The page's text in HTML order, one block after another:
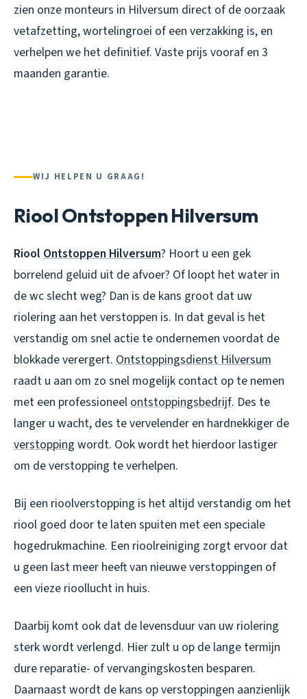
zien onze monteurs in Hilversum direct of de oorzaak
vetafzetting, wortelingroei of een verzakking is, en
verhelpen we het definitief. Vaste prijs vooraf en 3
maanden garantie.
WIJ HELPEN U GRAAG!
Riool Ontstoppen Hilversum
Riool Ontstoppen Hilversum? Hoort u een gek
borrelend geluid uit de afvoer? Of loopt het water in
de wc slecht weg? Dan is de kans groot dat uw
riolering aan het verstoppen is. In dat geval is het
verstandig om snel actie te ondernemen voordat de
blokkade verergert. Ontstoppingsdienst Hilversum
raadt u aan om zo snel mogelijk contact op te nemen
met een professioneel ontstoppingsbedrijf. Des te
langer u wacht, des te vervelender en hardnekkiger de
verstopping wordt. Ook wordt het hierdoor lastiger
om de verstopping te verhelpen.
Bij een rioolverstopping is het altijd verstandig om het
riool goed door te laten spuiten met een speciale
hogedrukmachine. Een rioolreiniging zorgt ervoor dat
u geen last meer heeft van nieuwe verstoppingen of
een vieze rioollucht in huis.
Daarbij komt ook dat de levensduur van uw riolering
sterk wordt verlengd. Hier zult u op de lange termijn
dure reparatie- of vervangingskosten besparen.
Daarnaast wordt de kans op verstoppingen aanzienlijk